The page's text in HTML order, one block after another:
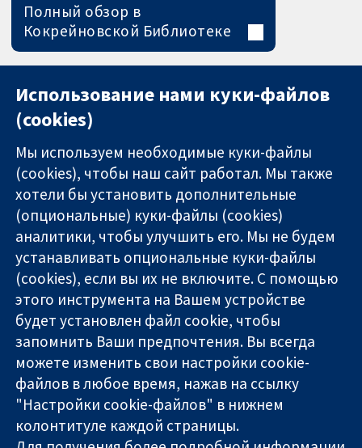
Полный обзор в
Кокрейновской Библиотеке
Надёжные
доказательства
Информированные
решения
Во благо
здоровья
11-13 Cavendish
Square
London
W1G 0AN
United Kingdom
Связаться с
нами
Новости
Пресс-
служба
О нас
Работа
Cochrane
Library
Использование нами куки-файлов
(cookies)
Мы используем необходимые куки-файлы
(cookies), чтобы наш сайт работал. Мы также
хотели бы установить дополнительные
(опциональные) куки-файлы (cookies)
аналитики, чтобы улучшить его. Мы не будем
устанавливать опциональные куки-файлы
(cookies), если вы их не включите. С помощью
этого инструмента на Вашем устройстве
будет установлен файл cookie, чтобы
запомнить Ваши предпочтения. Вы всегда
можете изменить свои настройки cookie-
файлов в любое время, нажав на ссылку
"Настройки cookie-файлов" в нижнем
колонтитуле каждой страницы.